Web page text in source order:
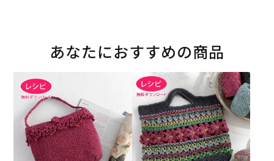
あなたにおすすめの商品